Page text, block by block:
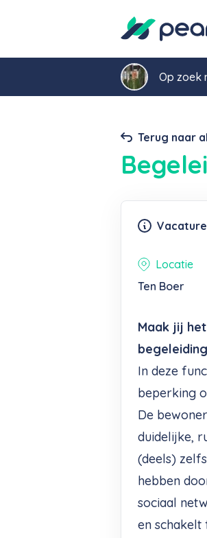
Op zoek
Terug naar
Locatie
Ten Boer
Maak jij
In deze
beperking
De
duidelijke,
(deels)
hebben
sociaal
en schakelt